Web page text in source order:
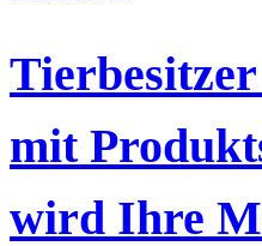
mit
wird Ihre